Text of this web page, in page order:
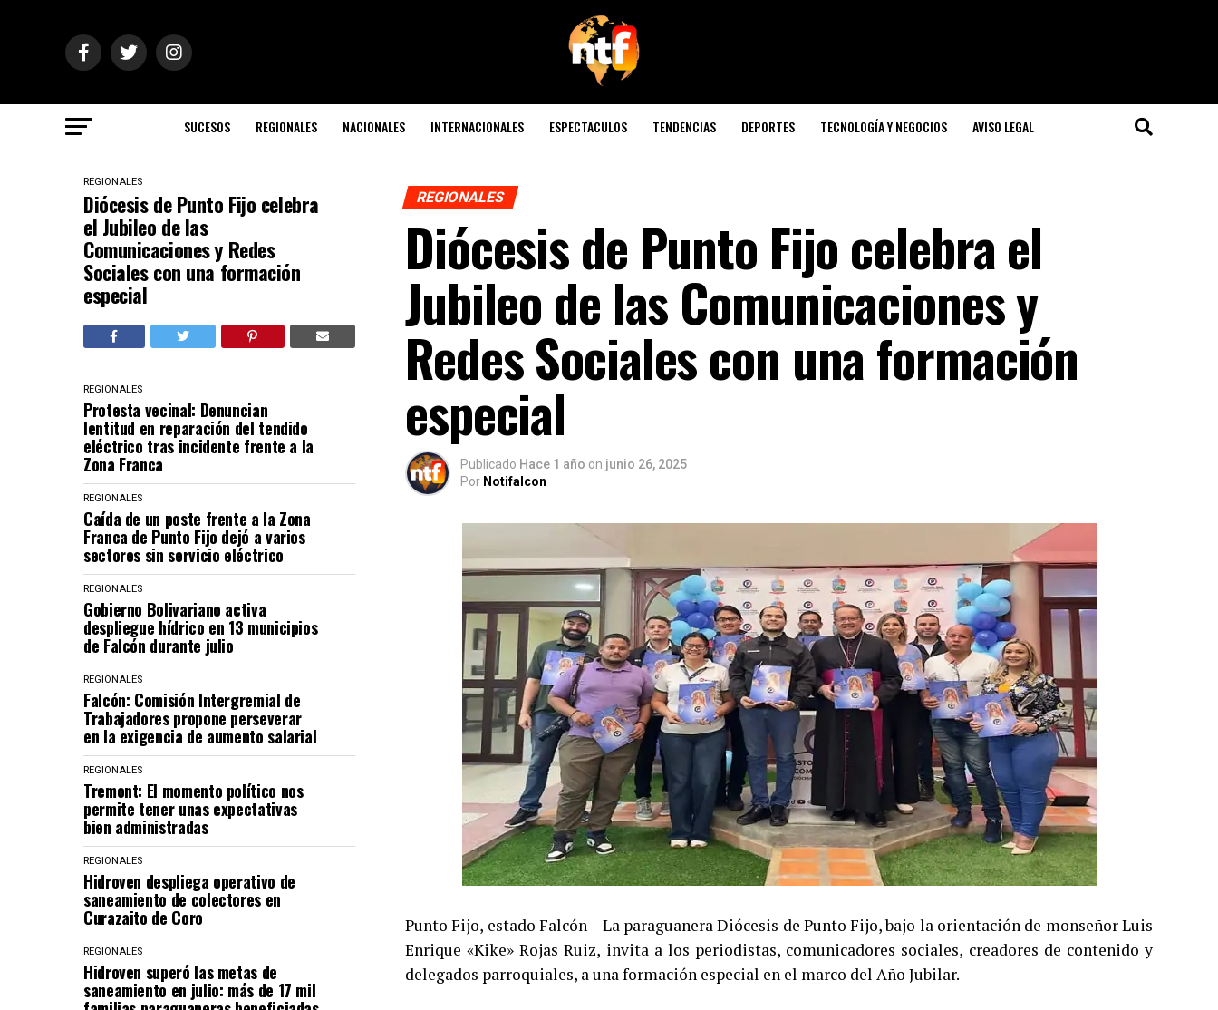
SUCESOS REGIONALES NACIONALES INTERNACIONALES ESPECTACULOS TENDENCIAS DEPORTES TECNOLOGÍA Y NEGOCIOS AVISO LEGAL
REGIONALES
Diócesis de Punto Fijo celebra
el Jubileo de las
Comunicaciones y Redes
Sociales con una formación
especial
REGIONALES
Protesta vecinal: Denuncian
lentitud en reparación del tendido
eléctrico tras incidente frente a la
Zona Franca
REGIONALES
Caída de un poste frente a la Zona
Franca de Punto Fijo dejó a varios
sectores sin servicio eléctrico
REGIONALES
Gobierno Bolivariano activa
despliegue hídrico en 13 municipios
de Falcón durante julio
REGIONALES
Falcón: Comisión Intergremial de
Trabajadores propone perseverar
en la exigencia de aumento salarial
REGIONALES
Tremont: El momento político nos
permite tener unas expectativas
bien administradas
REGIONALES
Hidroven despliega operativo de
saneamiento de colectores en
Curazaito de Coro
REGIONALES
Hidroven superó las metas de
saneamiento en julio: más de 17 mil
REGIONALES
Diócesis de Punto Fijo celebra el
Jubileo de las Comunicaciones y
Redes Sociales con una formación
especial
Publicado Hace 1 año on junio 26, 2025
Por Notifalcon
Punto Fijo, estado Falcón – La paraguanera Diócesis de Punto Fijo, bajo la orientación de monseñor Luis
Enrique «Kike» Rojas Ruiz, invita a los periodistas, comunicadores sociales, creadores de contenido y
delegados parroquiales, a una formación especial en el marco del Año Jubilar.